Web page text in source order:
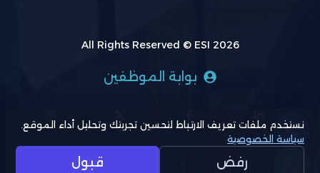
All Rights Reserved © ESI 2026
بوابة الموظفين
نستخدم ملفات تعريف الارتباط لتحسين تجربتك وتحليل أداء الموقع.
سياسة الخصوصية
رفض قبول